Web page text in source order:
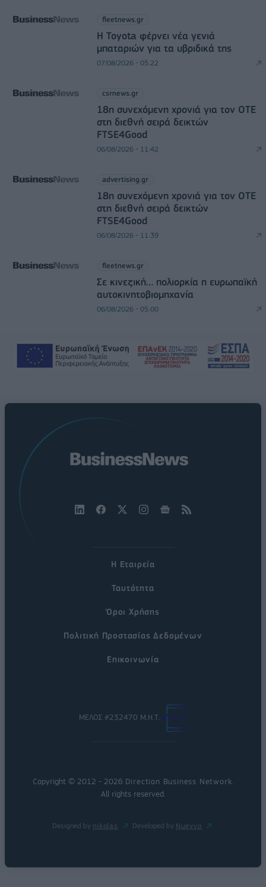
fleetnews.gr
Η Toyota φέρνει νέα γενιά
μπαταριών για τα υβριδικά της
07/08/2026 - 05:22
csrnews.gr
18η συνεχόμενη χρονιά για τον ΟΤΕ
στη διεθνή σειρά δεικτών
FTSE4Good
06/08/2026 - 11:42
advertising.gr
18η συνεχόμενη χρονιά για τον ΟΤΕ
στη διεθνή σειρά δεικτών
FTSE4Good
06/08/2026 - 11:39
fleetnews.gr
Σε κινεζική… πολιορκία η ευρωπαϊκή
αυτοκινητοβιομηχανία
06/08/2026 - 05:00
Η Εταιρεία
Ταυτότητα
Όροι Χρήσης
Πολιτική Προστασίας Δεδομένων
Επικοινωνία
ΜΕΛΟΣ #232470 Μ.Η.Τ.
Copyright © 2012 - 2026 Direction Business Network.
All rights reserved.
Designed by nikolas Developed by Nuevvo